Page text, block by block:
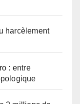
harcèlement
: entre